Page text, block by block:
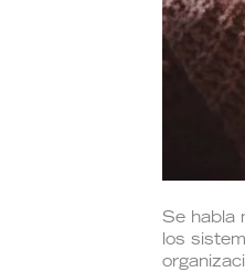
Se habla
los